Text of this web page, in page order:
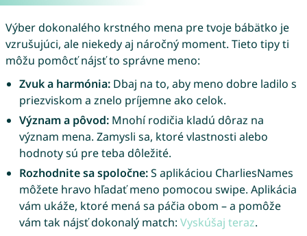
Výber dokonalého krstného mena pre tvoje bábätko je
vzrušujúci, ale niekedy aj náročný moment. Tieto tipy ti
môžu pomôcť nájsť to správne meno:
Zvuk a harmónia:Dbaj na to, aby meno dobre ladilo s
priezviskom a znelo príjemne ako celok.
Význam a pôvod:Mnohí rodičia kladú dôraz na
význam mena. Zamysli sa, ktoré vlastnosti alebo
hodnoty sú pre teba dôležité.
Rozhodnite sa spoločne:S aplikáciou CharliesNames
môžete hravo hľadať meno pomocou swipe. Aplikácia
vám ukáže, ktoré mená sa páčia obom – a pomôže
vám tak nájsť dokonalý match: Vyskúšaj teraz.